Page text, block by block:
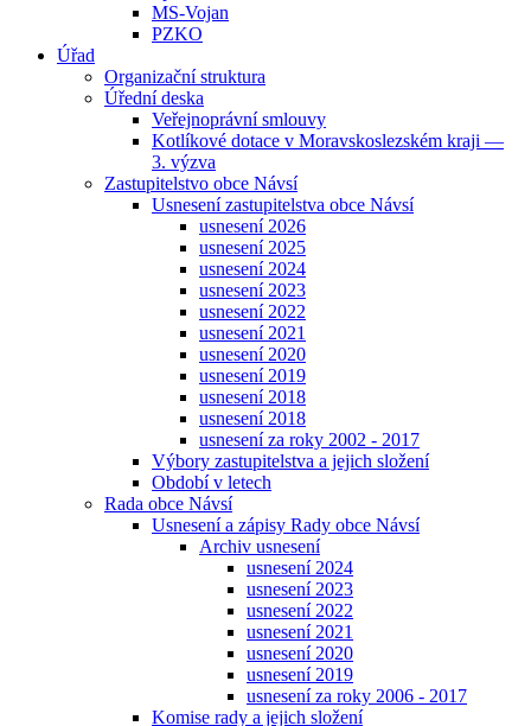
MS-Vojan
PZKO
Úřad
Organizační struktura
Úřední deska
Veřejnoprávní smlouvy
Kotlíkové dotace v Moravskoslezském kraji —
3. výzva
Zastupitelstvo obce Návsí
Usnesení zastupitelstva obce Návsí
usnesení 2026
usnesení 2025
usnesení 2024
usnesení 2023
usnesení 2022
usnesení 2021
usnesení 2020
usnesení 2019
usnesení 2018
usnesení 2018
usnesení za roky 2002 - 2017
Výbory zastupitelstva a jejich složení
Období v letech
Rada obce Návsí
Usnesení a zápisy Rady obce Návsí
Archiv usnesení
usnesení 2024
usnesení 2023
usnesení 2022
usnesení 2021
usnesení 2020
usnesení 2019
usnesení za roky 2006 - 2017
Komise rady a jejich složení